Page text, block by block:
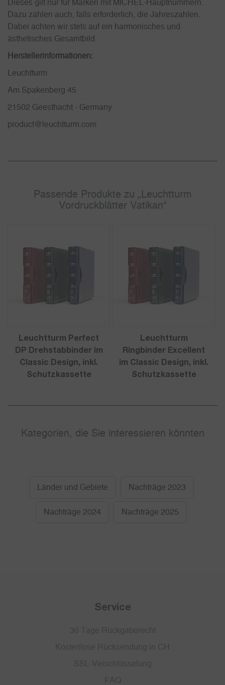
Dieses gilt nur für Marken mit MICHEL-Hauptnummern.
Dazu zählen auch, falls erforderlich, die Jahreszahlen.
Dabei achten wir stets auf ein harmonisches und
ästhetisches Gesamtbild.
Herstellerinformationen:
Leuchtturm
Am Spakenberg 45
21502 Geesthacht - Germany
product@leuchtturm.com
Passende Produkte zu „Leuchtturm
Vordruckblätter Vatikan“
Leuchtturm Perfect
DP Drehstabbinder im
Classic Design, inkl.
Schutzkassette
Leuchtturm
Ringbinder Excellent
im Classic Design, inkl.
Schutzkassette
Kategorien, die Sie interessieren könnten
Länder und Gebiete Nachträge 2023
Nachträge 2024 Nachträge 2025
Service